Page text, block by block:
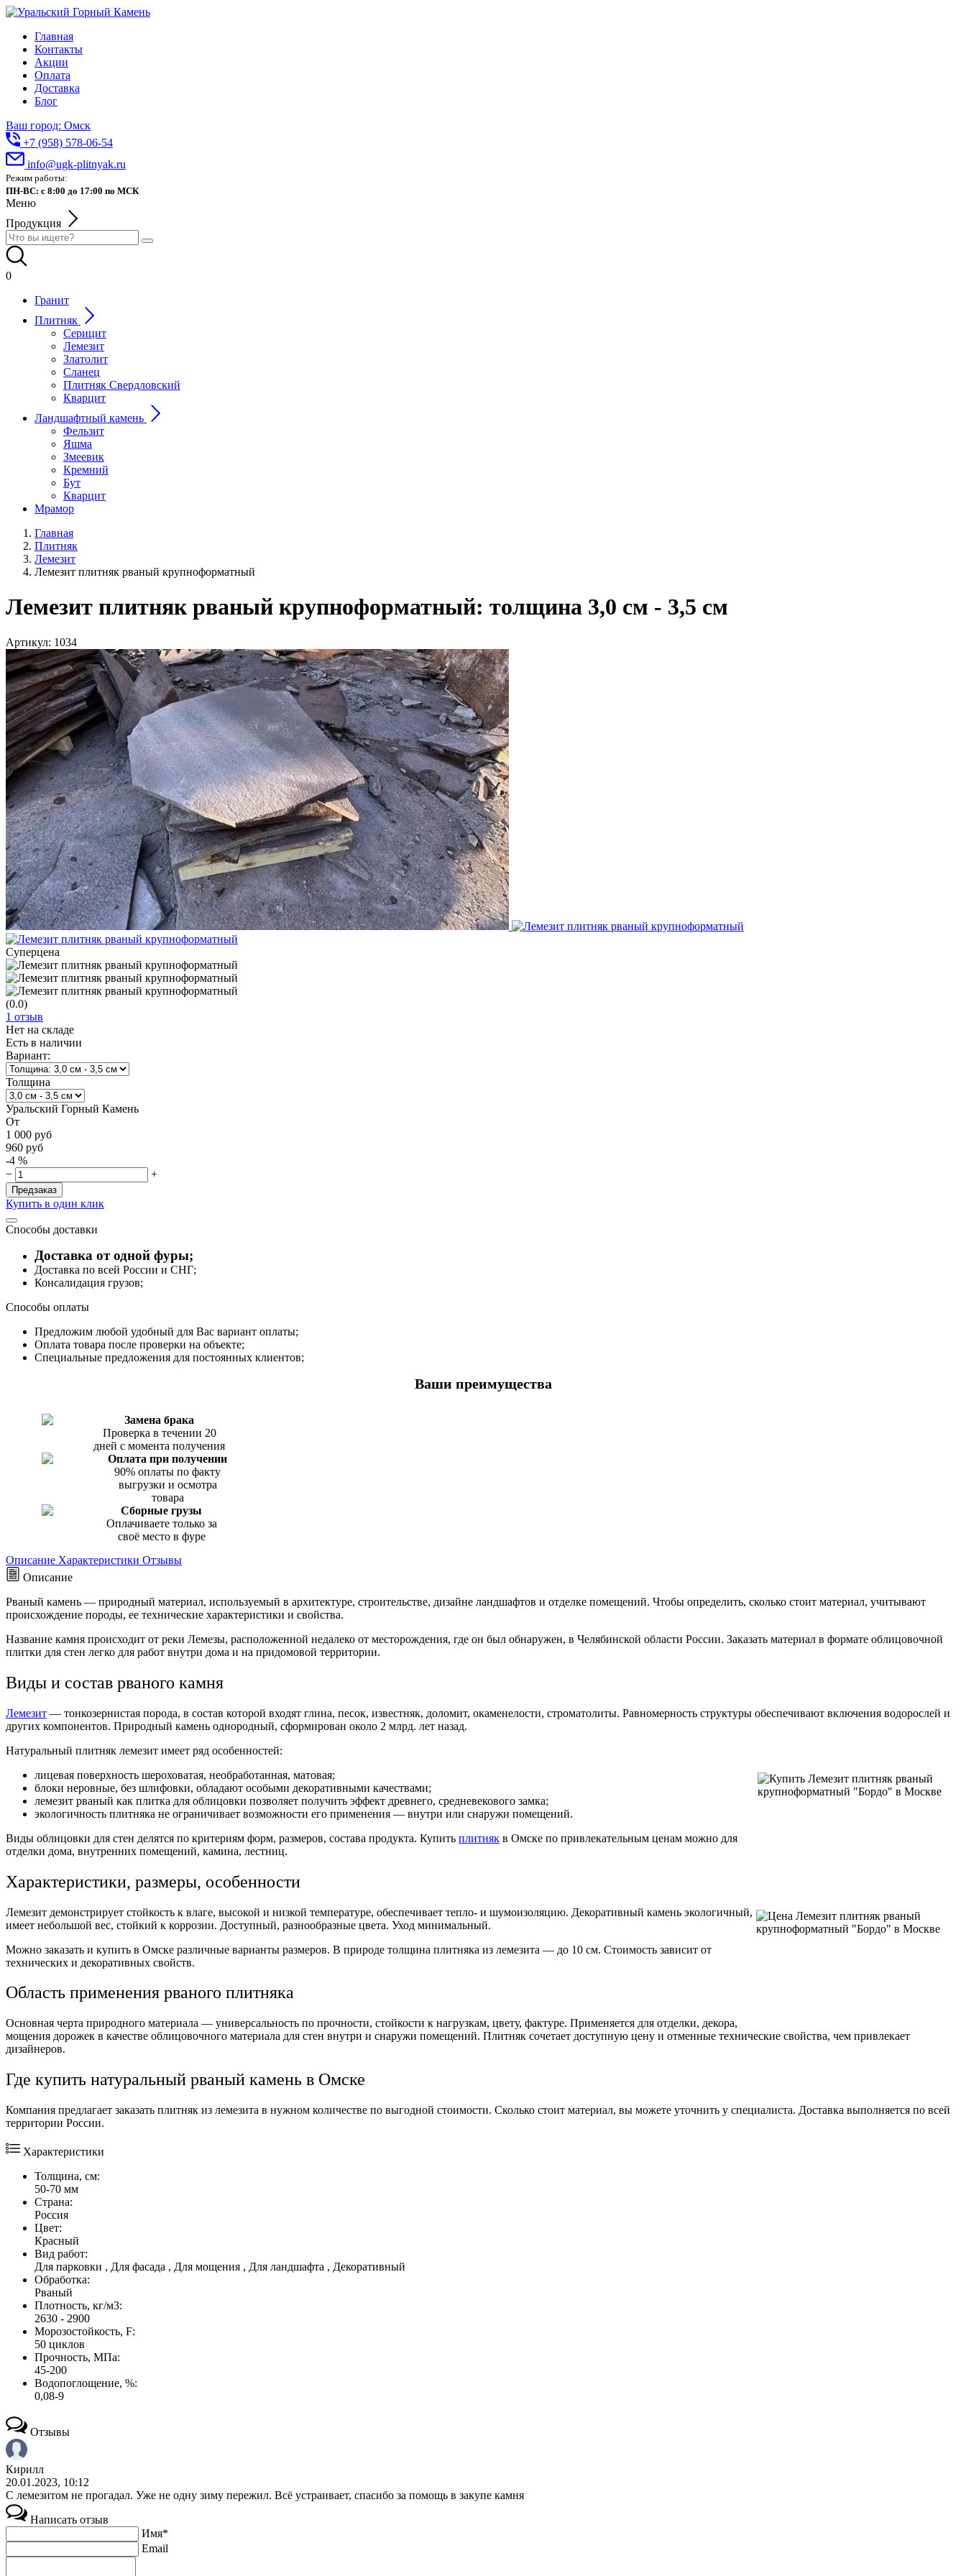
Главная
Контакты
Акции
Оплата
Доставка
Блог
Ваш город: Омск
+7 (958) 578-06-54
info@ugk-plitnyak.ru
Режим работы:
ПН-ВС: с 8:00 до 17:00 по МСК
Меню
Продукция
0
Гранит
Плитняк
Серицит
Лемезит
Златолит
Сланец
Плитняк Свердловский
Кварцит
Ландшафтный камень
Фельзит
Яшма
Змеевик
Кремний
Бут
Кварцит
Мрамор
Главная
Плитняк
Лемезит
Лемезит плитняк рваный крупноформатный
Лемезит плитняк рваный крупноформатный: толщина 3,0 см - 3,5 см
Артикул: 1034
Суперцена
(0.0)
1 отзыв
Нет на складе
Есть в наличии
Вариант:
Толщина
Уральский Горный Камень
От
1 000 руб
960 руб
-4 %
−
+
Предзаказ
Купить в один клик
Способы доставки
Доставка от одной фуры;
Доставка по всей России и СНГ;
Консалидация грузов;
Способы оплаты
Предложим любой удобный для Вас вариант оплаты;
Оплата товара после проверки на объекте;
Специальные предложения для постоянных клиентов;
Ваши преимущества
Замена брака
Проверка в течении 20
дней с момента получения
Оплата при получении
90% оплаты по факту
выгрузки и осмотра
товара
Сборные грузы
Оплачиваете только за
своё место в фуре
Описание Характеристики Отзывы
Описание
Рваный камень — природный материал, используемый в архитектуре, строительстве, дизайне ландшафтов и отделке помещений. Чтобы определить, сколько стоит материал, учитывают
происхождение породы, ее технические характеристики и свойства.
Название камня происходит от реки Лемезы, расположенной недалеко от месторождения, где он был обнаружен, в Челябинской области России. Заказать материал в формате облицовочной
плитки для стен легко для работ внутри дома и на придомовой территории.
Виды и состав рваного камня
Лемезит — тонкозернистая порода, в состав которой входят глина, песок, известняк, доломит, окаменелости, строматолиты. Равномерность структуры обеспечивают включения водорослей и
других компонентов. Природный камень однородный, сформирован около 2 млрд. лет назад.
Натуральный плитняк лемезит имеет ряд особенностей:
лицевая поверхность шероховатая, необработанная, матовая;
блоки неровные, без шлифовки, обладают особыми декоративными качествами;
лемезит рваный как плитка для облицовки позволяет получить эффект древнего, средневекового замка;
экологичность плитняка не ограничивает возможности его применения — внутри или снаружи помещений.
Виды облицовки для стен делятся по критериям форм, размеров, состава продукта. Купить плитняк в Омске по привлекательным ценам можно для
отделки дома, внутренних помещений, камина, лестниц.
Характеристики, размеры, особенности
Лемезит демонстрирует стойкость к влаге, высокой и низкой температуре, обеспечивает тепло- и шумоизоляцию. Декоративный камень экологичный,
имеет небольшой вес, стойкий к коррозии. Доступный, разнообразные цвета. Уход минимальный.
Можно заказать и купить в Омске различные варианты размеров. В природе толщина плитняка из лемезита — до 10 см. Стоимость зависит от
технических и декоративных свойств.
Область применения рваного плитняка
Основная черта природного материала — универсальность по прочности, стойкости к нагрузкам, цвету, фактуре. Применяется для отделки, декора,
мощения дорожек в качестве облицовочного материала для стен внутри и снаружи помещений. Плитняк сочетает доступную цену и отменные технические свойства, чем привлекает
дизайнеров.
Где купить натуральный рваный камень в Омске
Компания предлагает заказать плитняк из лемезита в нужном количестве по выгодной стоимости. Сколько стоит материал, вы можете уточнить у специалиста. Доставка выполняется по всей
территории России.
Характеристики
Толщина, см:
50-70 мм
Страна:
Россия
Цвет:
Красный
Вид работ:
Для парковки , Для фасада , Для мощения , Для ландшафта , Декоративный
Обработка:
Рваный
Плотность, кг/м3:
2630 - 2900
Морозостойкость, F:
50 циклов
Прочность, МПа:
45-200
Водопоглощение, %:
0,08-9
Отзывы
Кирилл
20.01.2023, 10:12
С лемезитом не прогадал. Уже не одну зиму пережил. Всё устраивает, спасибо за помощь в закупе камня
Написать отзыв
Имя*
Email